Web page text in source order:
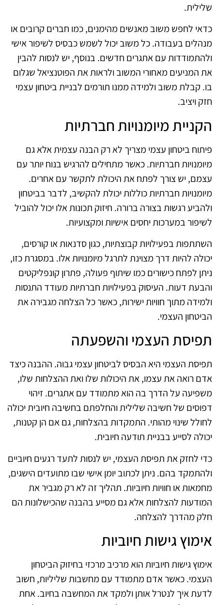
שלילית.
כדאי לחפש משוב מאנשים מהימנים, כמו חברים קרובים או
מנהלים בעבודה. כל משוב יכול לשמש כבסיס לשיפור אישי
ולהתמודדות עם אתגרים חדשים. בנוסף, יש לנסות להבין
את המניעים מאחורי המשוב ולראות את הפוטנציאל שגלום
בו. קבלת משוב ולמידה ממנו תורמים לבניית ביטחון עצמי
חזק ויציב.
הקניית מיומנויות חברתיות
פיתוח ביטחון עצמי מצריך לא רק הבנה עצמית אלא גם
מיומנויות חברתיות. כאשר מתחילים להרגיש בנוח יותר עם
עצמם, יש צורך לפתח את היכולת לתקשר עם אחרים.
מיומנויות חברתיות כוללות יכולת להקשיב, לדבר בביטחון
ולהביע רגשות בצורה ברורה. חיזוק תכונות אלו יכול להוביל
לשיפור במערכות יחסים אישיות ומקצועיות.
השתתפות בפעילויות קבוצתיות, כגון סדנאות או קורסים,
יכולה להיות דרך מצוינת לתרגל מיומנויות אלו. במסגרת כזו,
ניתן לפתח כישורים כמו שיתוף פעולה, פתרון קונפליקטים
והבעת דעות. העיסוק בפעילויות חברתיות מעודד התנסות
ולמידה מתוך חוויות ישירות, כאשר כל הצלחה מגבירה את
הביטחון העצמי.
תפיסת העצמי והשפעתה
תפיסת העצמי היא הבסיס לביטחון עצמי גבוה. ההבנה כיצד
אדם רואה את עצמו, את היכולות שלו ואת ההצלחות שלו,
משפיעה על הדרך בה הוא מתמודד עם אתגרים. זיהוי
דפוסים של חשיבה שלילית והחלפתם בחשיבה חיובית יכולה
לחולל שינוי מהותי. התמקדות בהצלחות, גם אם הן קטנות,
יכולה לסייע בבניית תודעה חיובית.
כדי לחזק את תפיסת העצמי, יש לנסות לתעד רגעים חיוביים
ולהתמקד בהם. ניתן לכתוב יומן אישי שבו מתועדים הישגים,
מחמאות או חוויות חיוביות. תהליך זה לא רק מגביר את
המודעות להצלחות אלא גם מסייע בהבנה שהכישלונות הם
חלק מהדרך להצלחה.
אימוץ גישות חיוביות
אימוץ גישות חיוביות הוא מרכיב מרכזי בחיזוק הביטחון
העצמי. כאשר אדם מתמודד עם מחשבות שליליות, חשוב
לדעת איך לנטרל אותן ולמקד את המחשבה בחיוב. אחת